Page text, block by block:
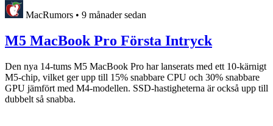
MacRumors • 9 månader sedan
M5 MacBook Pro Första Intryck
Den nya 14-tums M5 MacBook Pro har lanserats med ett 10-kärnigt
M5-chip, vilket ger upp till 15% snabbare CPU och 30% snabbare
GPU jämfört med M4-modellen. SSD-hastigheterna är också upp till
dubbelt så snabba.